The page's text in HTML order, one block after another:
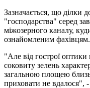
Зазначається, що ділки
"господарства" серед
міжозерного каналу,
ознайомленим фахівцям.
"Але від гострої
соковиту зелень
загальною площею
приховати не